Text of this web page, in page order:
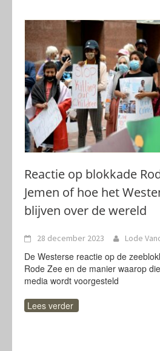
Reactie op blokkade
Jemen of hoe het
blijven over de wereld
28 december 2023 Lode
De Westerse reactie op de
Rode Zee en de manier waarop
media wordt voorgesteld
Lees verder